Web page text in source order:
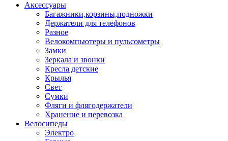
Аксессуары
Багажники,корзины,подножки
Держатели для телефонов
Разное
Велокомпьютеры и пульсометры
Замки
Зеркала и звонки
Кресла детские
Крылья
Свет
Сумки
Фляги и флягодержатели
Хранение и перевозка
Велосипеды
Электро